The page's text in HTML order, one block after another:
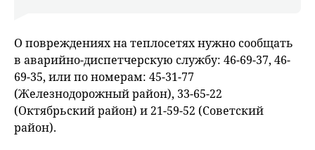
О повреждениях на теплосетях нужно сообщать
в аварийно-диспетчерскую службу: 46-69-37, 46-
69-35, или по номерам: 45-31-77
(Железнодорожный район), 33-65-22
(Октябрьский район) и 21-59-52 (Советский
район).